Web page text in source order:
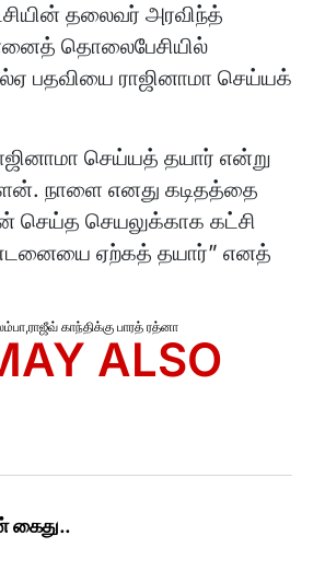
தலைவர் அரவிந்த்
தொலைபேசியில்
பதவியை ராஜினாமா செய்யக்
செய்யத் தயார் என்று
நாளை எனது கடிதத்தை
செய்த செயலுக்காக கட்சி
ஏற்கத் தயார்” எனத்
,ராஜீவ் காந்திக்கு பாரத் ரத்னா
ALSO
கைது..